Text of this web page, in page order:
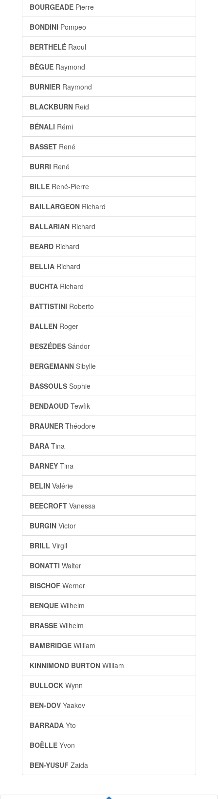
BOURGEADE Pierre
BONDINI Pompeo
BERTHELÉ Raoul
BÈGUE Raymond
BURNIER Raymond
BLACKBURN Reid
BÉNALI Rémi
BASSET René
BURRI René
BILLE René-Pierre
BAILLARGEON Richard
BALLARIAN Richard
BEARD Richard
BELLIA Richard
BUCHTA Richard
BATTISTINI Roberto
BALLEN Roger
BESZÉDES Sándor
BERGEMANN Sibylle
BASSOULS Sophie
BENDAOUD Tewfik
BRAUNER Théodore
BARA Tina
BARNEY Tina
BELIN Valérie
BEECROFT Vanessa
BURGIN Victor
BRILL Virgil
BONATTI Walter
BISCHOF Werner
BENQUE Wilhelm
BRASSE Wilhelm
BAMBRIDGE William
KINNIMOND BURTON William
BULLOCK Wynn
BEN-DOV Yaakov
BARRADA Yto
BOËLLE Yvon
BEN-YUSUF Zaida